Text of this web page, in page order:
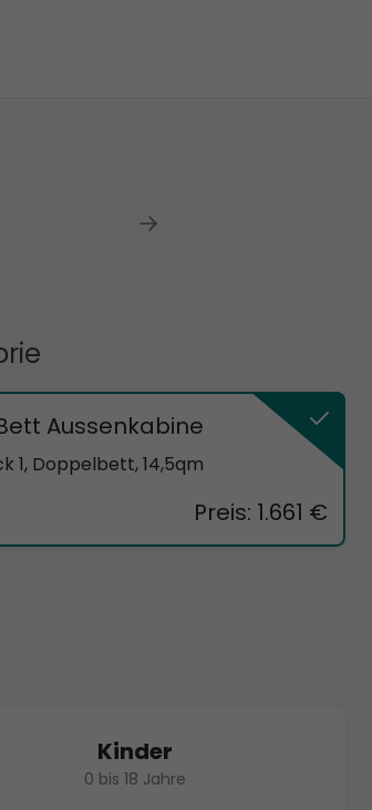
Aussenkabine
1, Doppelbett, 14,5qm
Preis: 1.661 €
Kinder
0 bis 18 Jahre